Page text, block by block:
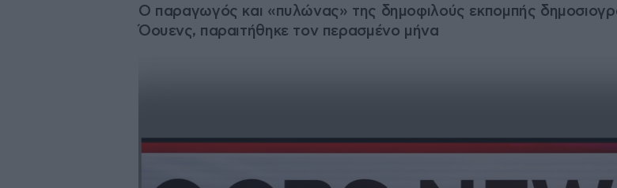
Ο παραγωγός και «πυλώνας» της δημοφιλούς εκπομπής
Όουενς, παραιτήθηκε τον περασμένο μήνα